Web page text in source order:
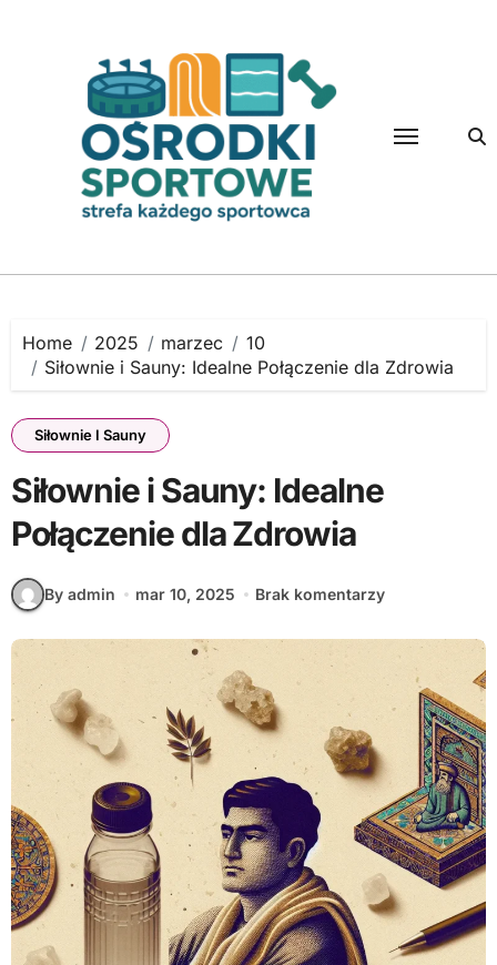
Home 2025 marzec
10
Siłownie i Sauny: Idealne Połączenie dla Zdrowia
Siłownie I Sauny
Siłownie i Sauny: Idealne
Połączenie dla Zdrowia
By admin mar 10, 2025 Brak komentarzy